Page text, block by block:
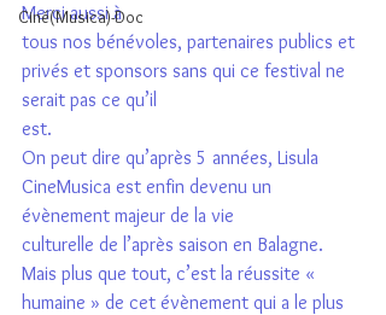
Ciné(Musica)-Doc
Merci aussi à
tous nos bénévoles, partenaires publics et
privés et sponsors sans qui ce festival ne
serait pas ce qu’il
est.
On peut dire qu’après 5 années, Lisula
CineMusica est enfin devenu un
évènement majeur de la vie
culturelle de l’après saison en Balagne.
Mais plus que tout, c’est la réussite «
humaine » de cet évènement qui a le plus